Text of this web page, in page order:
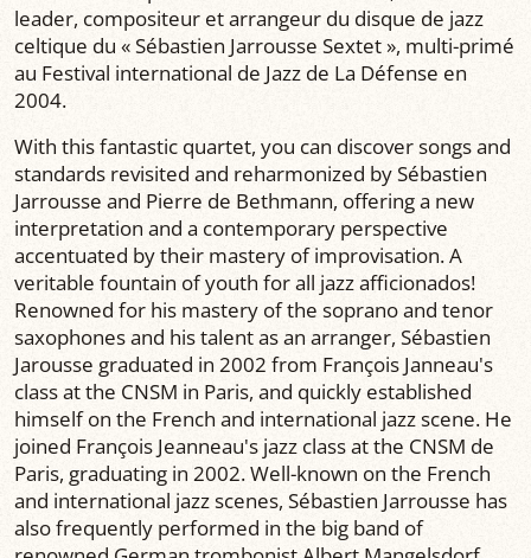
leader, compositeur et arrangeur du disque de jazz
celtique du « Sébastien Jarrousse Sextet », multi-primé
au Festival international de Jazz de La Défense en
2004.
With this fantastic quartet, you can discover songs and
standards revisited and reharmonized by Sébastien
Jarrousse and Pierre de Bethmann, offering a new
interpretation and a contemporary perspective
accentuated by their mastery of improvisation. A
veritable fountain of youth for all jazz afficionados!
Renowned for his mastery of the soprano and tenor
saxophones and his talent as an arranger, Sébastien
Jarousse graduated in 2002 from François Janneau's
class at the CNSM in Paris, and quickly established
himself on the French and international jazz scene. He
joined François Jeanneau's jazz class at the CNSM de
Paris, graduating in 2002. Well-known on the French
and international jazz scenes, Sébastien Jarrousse has
also frequently performed in the big band of